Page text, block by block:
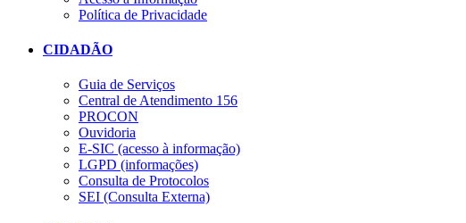
Política de Privacidade
CIDADÃO
Guia de Serviços
Central de Atendimento 156
PROCON
Ouvidoria
E-SIC (acesso à informação)
LGPD (informações)
Consulta de Protocolos
SEI (Consulta Externa)